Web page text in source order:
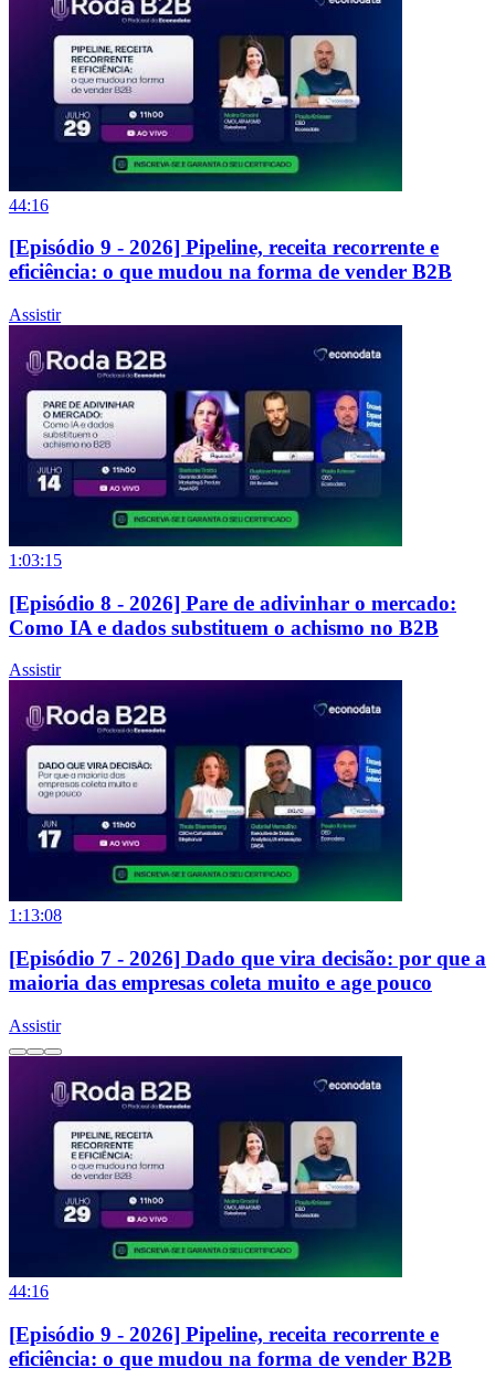
44:16
[Episódio 9 - 2026] Pipeline, receita recorrente e
eficiência: o que mudou na forma de vender B2B
Assistir
1:03:15
[Episódio 8 - 2026] Pare de adivinhar o mercado:
Como IA e dados substituem o achismo no B2B
Assistir
1:13:08
[Episódio 7 - 2026] Dado que vira decisão: por que a
maioria das empresas coleta muito e age pouco
Assistir
44:16
[Episódio 9 - 2026] Pipeline, receita recorrente e
eficiência: o que mudou na forma de vender B2B